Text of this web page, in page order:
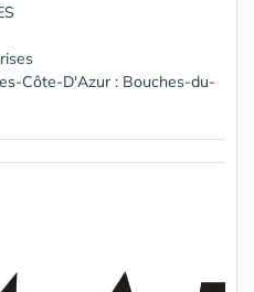
Côte-D'Azur : Bouches-du-